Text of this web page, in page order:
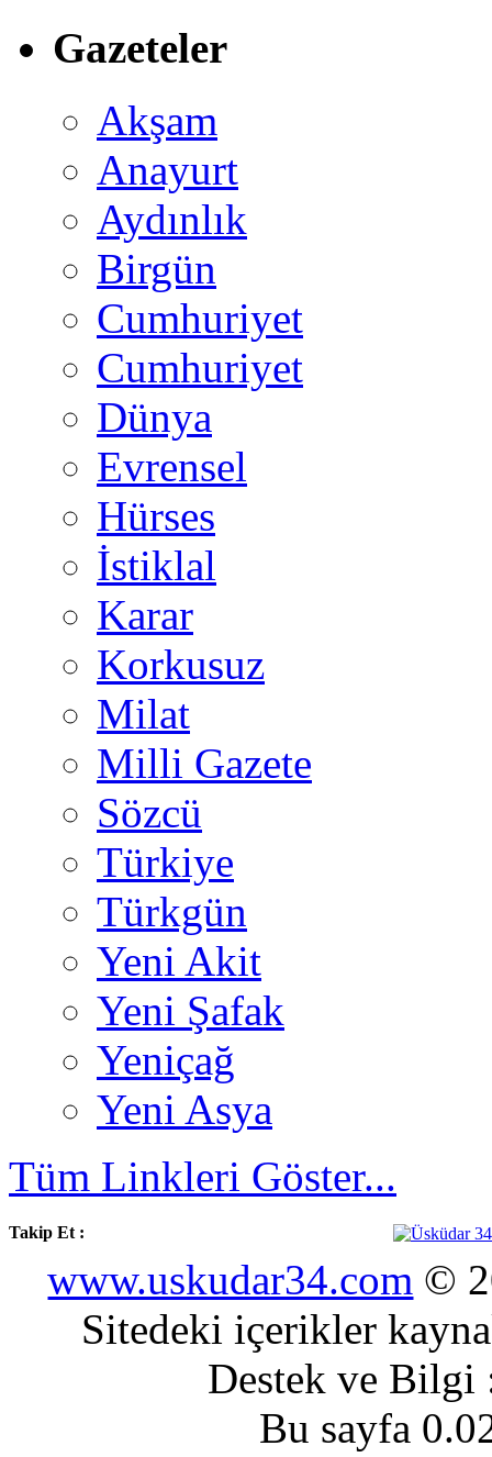
Gazeteler
Akşam
Anayurt
Aydınlık
Birgün
Cumhuriyet
Cumhuriyet
Dünya
Evrensel
Hürses
İstiklal
Karar
Korkusuz
Milat
Milli Gazete
Sözcü
Türkiye
Türkgün
Yeni Akit
Yeni Şafak
Yeniçağ
Yeni Asya
Tüm Linkleri Göster...
Takip Et :
www.uskudar34.com ©
Sitedeki içerikler
Destek ve
Bu sayfa